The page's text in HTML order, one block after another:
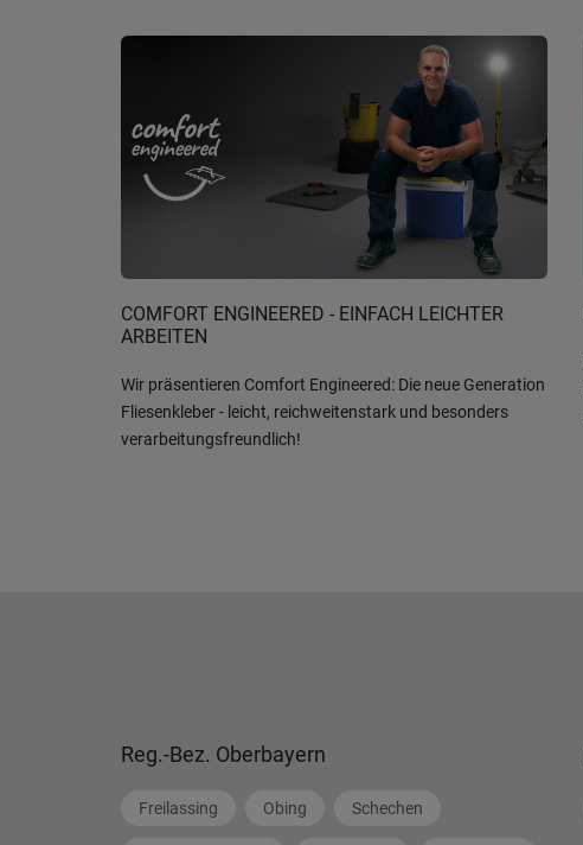
COMFORT ENGINEERED - EINFACH LEICHTER
ARBEITEN
Wir präsentieren Comfort Engineered: Die neue Generation
Fliesenkleber - leicht, reichweitenstark und besonders
verarbeitungsfreundlich!
Reg.-Bez. Oberbayern
Freilassing Obing Schechen